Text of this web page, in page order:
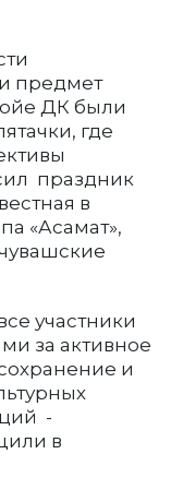
предмет
ДК были
где
праздник
в
«Асамат»,
участники
за активное
и
-
в